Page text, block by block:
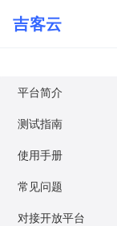
吉客云
平台简介
测试指南
使用手册
常见问题
对接开放平台